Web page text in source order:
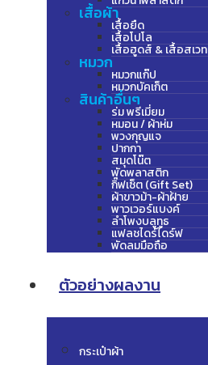
เสื้อผ้า
เสื้อยืด
เสื้อโปโล
เสื้อฮูดส์ & เสื้อสเว
หมวก
หมวกแก๊ป
หมวกบัคเก็ต
สินค้าอื่นๆ
ร่ม พรีเมี่ยม
หมอน / ผ้าห่ม
พวงกุญแจ
ปากกา
สมุดโน๊ต
พัดพลาสติก
กิ๊ฟเซ็ต (Gift Set)
ผ้าขาวม้า-ผ้าฝ้าย
พาวเวอร์แบงค์
ลำโพงบลูทูธ
แฟลชไดร์ไดร์ฟ
พัดลมมือถือ
ตัวอย่างผลงาน
กระเป๋าผ้า